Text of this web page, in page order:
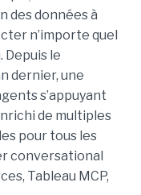
des données à
n’importe quel
Depuis le
dernier, une
s’appuyant
de multiples
pour tous les
conversational
Tableau MCP,